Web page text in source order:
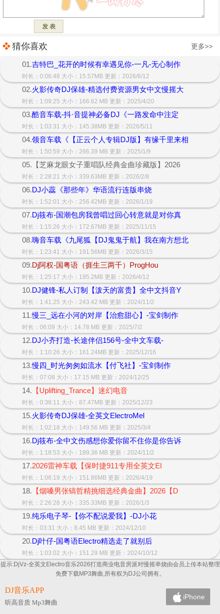
猜你喜欢 更多>>
01.吉特巴_花开的时候有幸遇见你-一凡-无心制作
时长：0:06:48 大小：15.57MB 更新：2026/6/12
02.火影传奇DJ保雄-精选付费资源男女中文慢摇大
时长：1:09:25 大小：166.62 MB 更新：2025/4/20
03.酷音车载-抖·音提神必备DJ《一路发命中注定
时长：1:03:31 大小：145.38MB 更新：2026/5/11
04.领音车载《【正云个人专辑DJ版】有缘千里来相
时长：1:50:59 大小：266.39 MB 更新：2025/1/9
05.【芝麻龙眼女子重唱队经典金曲珍藏版】2026
时长：2:28:21 大小：339.63MB 更新：2026/2/8
06.DJ小蕊《那些年》华语流行连版串烧
时长：1:52:01 大小：256.42MB 更新：2026/1/19
07.Dj筱布-国潮包房我曾唱过回心转意就是对你真
时长：1:15:26 大小：172.67MB 更新：2025/11/15
08.嗨音车载《九尾狐【DJ鬼鬼于航】我在南方想北
时长：1:23:41 大小：191.56MB 更新：2026/3/15
09.Dj阿权-国粤语（捱生三两千）ProgHou
时长：1:25:17 大小：195.2MB 更新：2026/4/12
10.DJ健锋-私人订制【泼天的富贵】全中文抖音Y
时长：1:41:25 大小：243.42 MB 更新：2024/11/2
11.慢三_远在小河的对岸【治愈甜心】-宝剑制作
时长：06:09 大小：14.78 MB 更新：2025/7/2
12.DJ小齐打造-长途伴侣156号-全中文车载-
时长：1:10:26 大小：161.24MB 更新：2025/12/16
13.慢四_时光匆匆如流水【付飞社】-宝剑制作
时长：07:08 大小：17.15 MB 更新：2024/12/25
14. 【Uplifting_Trance】迷幻电音
时长：0:38:11 大小：87.47MB 更新：2025/12/23
15.火影传奇DJ保雄-全英文ElectroMel
时长：1:02:18 大小：149.56 MB 更新：2025/3/4
16.Dj筱布-全中文伤感想你爱你留不住你是你告诉
时长：1:18:53 大小：189.36 MB 更新：2024/11/2
17.2026雷神车载【保时捷911专用全英文El
时长：1:06:19 大小：151.86MB 更新：2026/4/19
18. 【烟嗓男张镐哲精挑细选经典金曲】2026【D
时长：2:26:28 大小：335.33MB 更新：2026/1/3
19.纯乐电子琴-【你不配说爱我】-DJ小花
时长：03:31 大小：8.45 MB 更新：2024/12/10
20.Dj叶仔-国粤语Electro精选走了就别后
时长：1:03:02 大小：151.29 MB 更新：2024/10/12
提示:DjVz-全英文Electro音乐2026打造商业电音房派对慢摇串烧由会员上传本站整理
免费下载MP3舞曲,所有权为DJ公司拥有。
DJ音乐APP
听高音质 Mp3舞曲
iPhone